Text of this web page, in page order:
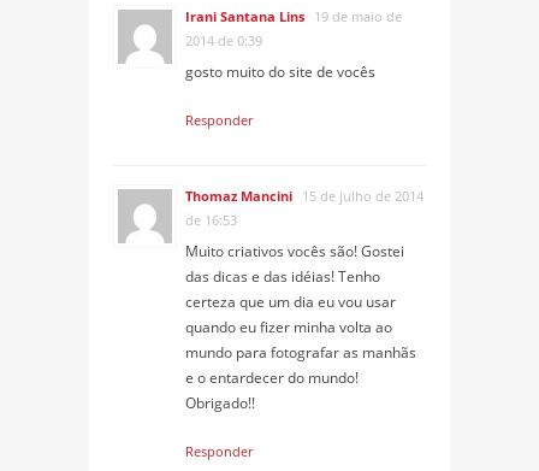
Irani Santana Lins 19 de maio de
2014 de 0:39
gosto muito do site de vocês
Responder
Thomaz Mancini 15 de julho de 2014
de 16:53
Muito criativos vocês são! Gostei
das dicas e das idéias! Tenho
certeza que um dia eu vou usar
quando eu fizer minha volta ao
mundo para fotografar as manhãs
e o entardecer do mundo!
Obrigado!!
Responder